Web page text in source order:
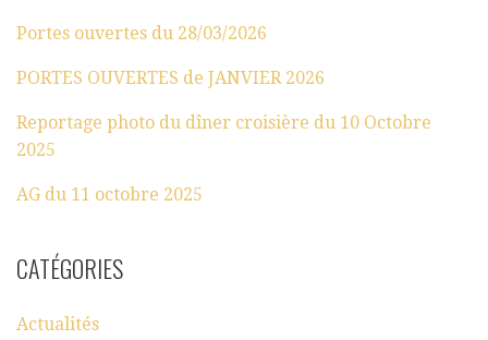
Portes ouvertes du 28/03/2026
PORTES OUVERTES de JANVIER 2026
Reportage photo du dîner croisière du 10 Octobre
2025
AG du 11 octobre 2025
CATÉGORIES
Actualités